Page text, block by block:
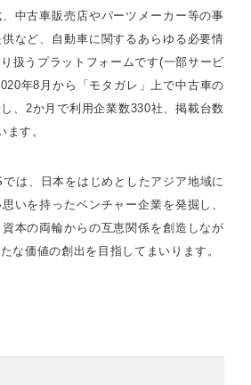
中古車販売店やパーツメーカー等の事
など、自動車に関するあらゆる必要情
扱うプラットフォームです(一部サービ
年8月から「モタガレ」上で中古車の
、2か月で利用企業数330社、掲載台数
す。
は、日本をはじめとしたアジア地域に
いを持ったベンチャー企業を発掘し、
本の両輪からの互恵関係を創造しなが
な価値の創出を目指してまいります。